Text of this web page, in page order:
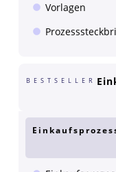
Vorlagen
BESTSELLER